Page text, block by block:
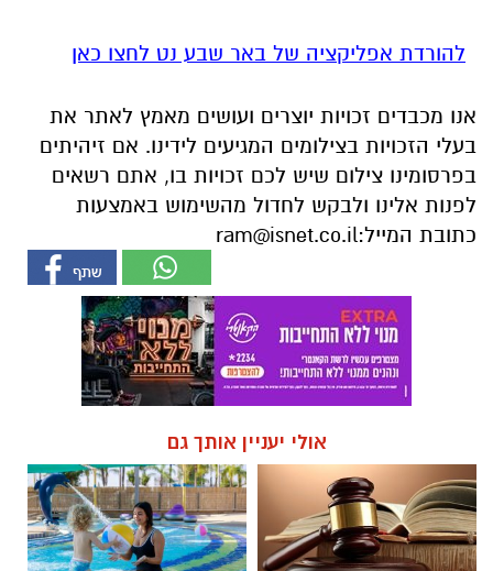
בפרסומינו צילום שיש לכם זכויות בו, אתם רשאים
כתובת המייל:ram@isnet.co.il
אולי יעניין אותך גם
☎ לחצו כאן לרשימת עורכי דין
בבאר שבע - אינדקס באר שבע
נט
חוויית הקיץ המושלמת: הכל
במקום אחד ברשת הקאנטרי-
חודשיים + חודש מתנה (כולל
החגים!)